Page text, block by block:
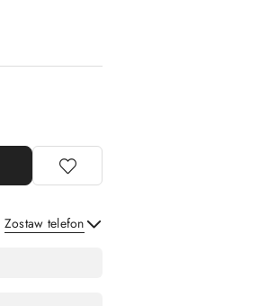
Zostaw telefon